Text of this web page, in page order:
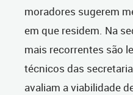
moradores sugerem
em que residem. Na
mais recorrentes são
técnicos das
avaliam a viabilidade